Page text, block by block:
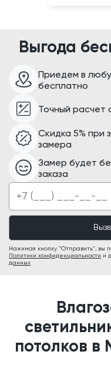
Выгода
Приедем в
бесплатно
Точный расчет
Скидка 5% при
замера
Замер будет
заказа
Нажимая кнопку “Отправить”, вы
Политики конфиденциальности и
данных
потолков в